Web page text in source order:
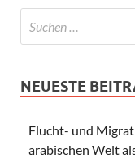
NEUESTE
Flucht- und
arabischen Welt